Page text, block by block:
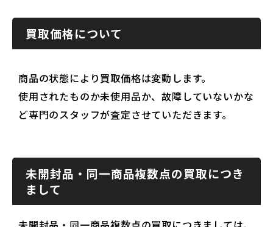
買取価格について
商品の状態により買取価格は変動します。
使用されたものか未使用品か、故障していないかな
ど専門のスタッフが査定させていただきます。
未開封品・同一商品複数点の買取につき
まして